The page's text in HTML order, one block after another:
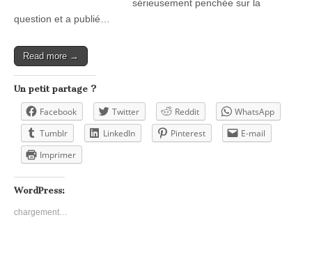
sérieusement penchée sur la
question et a publié…
Read more →
Un petit partage ?
Facebook Twitter Reddit
WhatsApp
Tumblr
LinkedIn Pinterest
E-mail
Imprimer
WordPress:
chargement…